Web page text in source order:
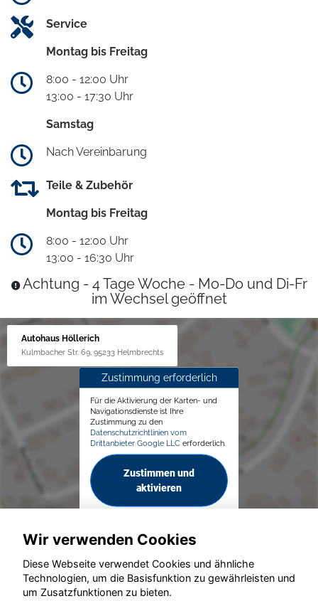
Service
Montag bis Freitag
8:00 - 12:00 Uhr
13:00 - 17:30 Uhr
Samstag
Nach Vereinbarung
Teile & Zubehör
Montag bis Freitag
8:00 - 12:00 Uhr
13:00 - 16:30 Uhr
Achtung - 4 Tage Woche - Mo-Do und Di-Fr
im Wechsel geöffnet
Autohaus Höllerich
Kulmbacher Str. 69, 95233 Helmbrechts
Zustimmung erforderlich
Für die Aktivierung der Karten- und
Navigationsdienste ist Ihre
Zustimmung zu den
Datenschutzrichtlinien vom
Drittanbieter Google LLC erforderlich.
Zustimmen und
aktivieren
© konjunkturmotor.de GmbH 2020 - 2026
Wir verwenden Cookies
Diese Webseite verwendet Cookies und ähnliche
Technologien, um die Basisfunktion zu gewährleisten und
um Zusatzfunktionen zu bieten.